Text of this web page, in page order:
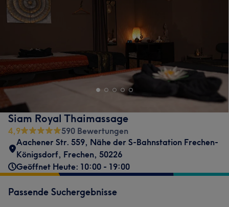
Siam Royal Thaimassage
4,9
590 Bewertungen
Aachener Str. 559, Nähe der S-Bahnstation Frechen-
Königsdorf, Frechen, 50226
Geöffnet Heute: 10:00 - 19:00
Passende Suchergebnisse